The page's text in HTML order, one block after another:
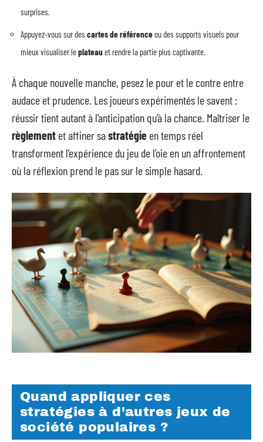
surprises.
Appuyez-vous sur des cartes de référenceou des supports visuels pour
mieux visualiser leplateauet rendre la partie plus captivante.
À chaque nouvelle manche, pesez le pour et le contre entre
audace et prudence. Les joueurs expérimentés le savent :
réussir tient autant à l’anticipation qu’à la chance. Maîtriser le
règlement et affiner sastratégie en temps réel
transforment l’expérience du jeu de l’oie en un affrontement
où la réflexion prend le pas sur le simple hasard.
Quand appliquer ces
stratégies à d’autres jeux de
société populaires ?